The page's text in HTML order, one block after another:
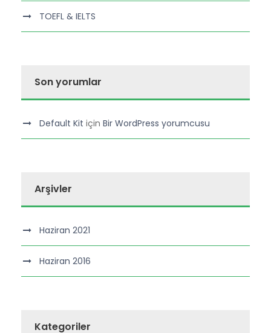
TOEFL & IELTS
Son yorumlar
Default Kit için Bir WordPress yorumcusu
Arşivler
Haziran 2021
Haziran 2016
Kategoriler